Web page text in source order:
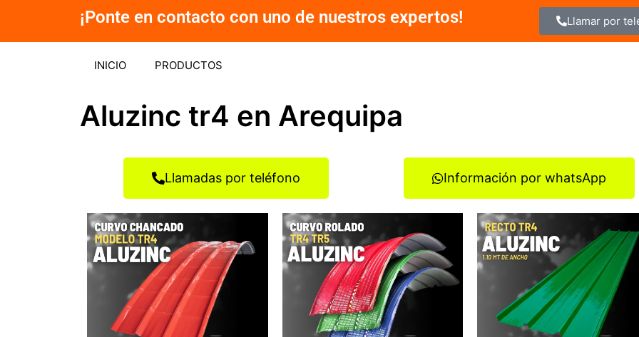
contenido
¡Ponte en contacto con uno de nuestros expertos! Llamar por
INICIO PRODUCTOS
Aluzinc tr4 en Arequipa
Llamadas por teléfono Información por whatsApp